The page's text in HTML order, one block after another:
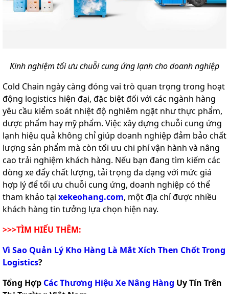
Kinh nghiệm tối ưu chuỗi cung ứng lạnh cho doanh nghiệp
Cold Chain ngày càng đóng vai trò quan trọng trong hoạt
động logistics hiện đại, đặc biệt đối với các ngành hàng
yêu cầu kiểm soát nhiệt độ nghiêm ngặt như thực phẩm,
dược phẩm hay mỹ phẩm. Việc xây dựng chuỗi cung ứng
lạnh hiệu quả không chỉ giúp doanh nghiệp đảm bảo chất
lượng sản phẩm mà còn tối ưu chi phí vận hành và nâng
cao trải nghiệm khách hàng. Nếu bạn đang tìm kiếm các
dòng xe đẩy chất lượng, tải trọng đa dạng với mức giá
hợp lý để tối ưu chuỗi cung ứng, doanh nghiệp có thể
tham khảo tại xekeohang.com, một địa chỉ được nhiều
khách hàng tin tưởng lựa chọn hiện nay.
>>>TÌM HIỂU THÊM:
Vì Sao Quản Lý Kho Hàng Là Mắt Xích Then Chốt Trong
Logistics?
Tổng Hợp Các Thương Hiệu Xe Nâng Hàng Uy Tín Trên